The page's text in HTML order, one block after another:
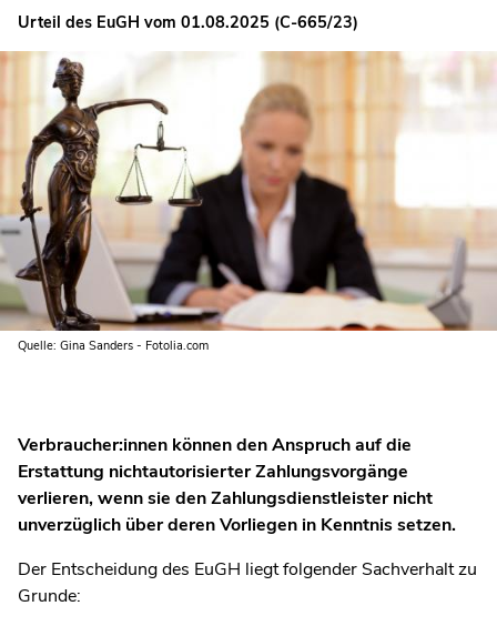
Urteil des EuGH vom 01.08.2025 (C-665/23)
Quelle: Gina Sanders - Fotolia.com
Verbraucher:innen können den Anspruch auf die
Erstattung nichtautorisierter Zahlungsvorgänge
verlieren, wenn sie den Zahlungsdienstleister nicht
unverzüglich über deren Vorliegen in Kenntnis setzen.
Der Entscheidung des EuGH liegt folgender Sachverhalt zu
Grunde: